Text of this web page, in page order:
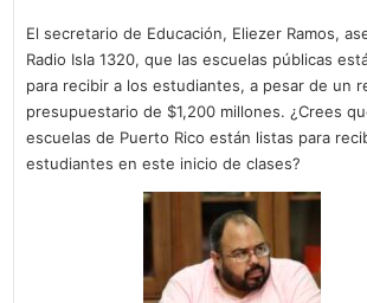
El secretario de Educación, Eliezer Ramos,
Radio Isla 1320, que las escuelas públicas
para recibir a los estudiantes, a pesar de un
presupuestario de $1,200 millones. ¿Crees
escuelas de Puerto Rico están listas para
estudiantes en este inicio de clases?